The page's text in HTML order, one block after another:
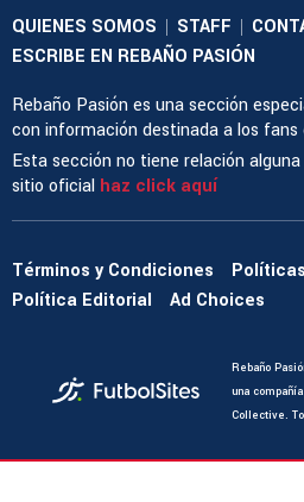
QUIENES SOMOS | STAFF |
ESCRIBE EN REBAÑO PASIÓN
Rebaño Pasión es una sección
con información destinada a los fans
Esta sección no tiene relación
sitio oficial haz click aquí
Términos y Condiciones
Política Editorial
Ad Choices
Rebaño
una
Collective.